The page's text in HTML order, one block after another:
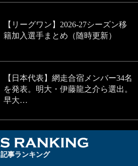
【リーグワン】2026-27シーズン移
籍加入選手まとめ（随時更新）
【日本代表】網走合宿メンバー34名
を発表。明大・伊藤龍之介ら選出。
早大…
記事ランキング